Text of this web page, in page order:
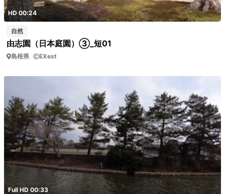
HD 00:24
自然
由志園（日本庭園）③_短01
島根県 EXest
Full HD 00:33